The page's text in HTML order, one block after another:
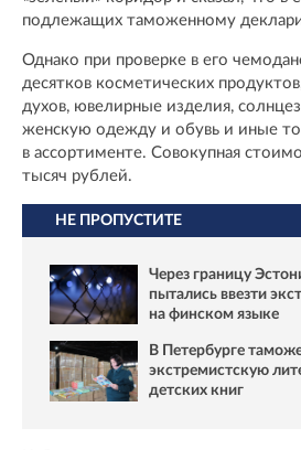
подлежащих таможенному
Однако при проверке в его
десятков косметических
духов, ювелирные изделия,
женскую одежду и обувь и иные
в ассортименте. Совокупная
тысяч рублей.
НЕ ПРОПУСТИТЕ
Через границу
пытались ввезти
на финском языке
В Петербурге
экстремистскую
детских книг